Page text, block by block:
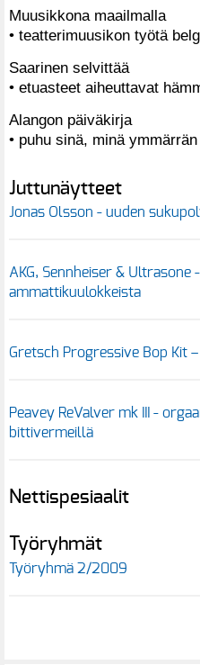
Muusikkona maailmalla
• teatterimuusikon työtä
Saarinen selvittää
• etuasteet aiheuttavat
Alangon päiväkirja
• puhu sinä, minä ymmärrän
Juttunäytteet
Jonas Olsson - uuden
AKG, Sennheiser &
ammattikuulokkeista
Gretsch Progressive Bop Kit
Peavey ReValver mk III -
bittivermeillä
Nettispesiaalit
Työryhmät
Työryhmä 2/2009